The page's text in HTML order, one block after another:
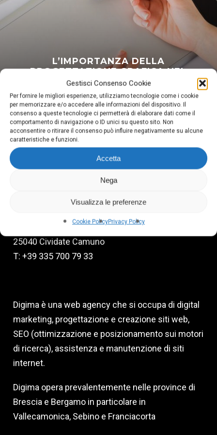
Gestisci Consenso Cookie
Per fornire le migliori esperienze, utilizziamo tecnologie come i cookie
per memorizzare e/o accedere alle informazioni del dispositivo. Il
consenso a queste tecnologie ci permetterà di elaborare dati come il
comportamento di navigazione o ID unici su questo sito. Non
acconsentire o ritirare il consenso può influire negativamente su alcune
caratteristiche e funzioni.
Accetta
Nega
Visualizza le preferenze
Cookie PolicyPrivacy Policy
L’IMPORTANZA DELLA
PROGETTAZIONE GRAFICA NEL
MARKETING DIGITALE
P.Iva 03026150981
Via degli Emigranti, 9
25040 Cividate Camuno
T: +39 335 700 79 33
Digima è una web agency che si occupa di digital
marketing, progettazione e creazione siti web,
SEO (ottimizzazione e posizionamento sui motori
di ricerca), assistenza e manutenzione di siti
internet.
Digima opera prevalentemente nelle province di
Brescia e Bergamo in particolare in
Vallecamonica, Sebino e Franciacorta